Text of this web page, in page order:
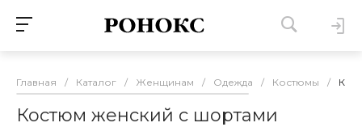
Главная / Каталог / Женщинам / Одежда / Костюмы /
Костюм женский с шортами